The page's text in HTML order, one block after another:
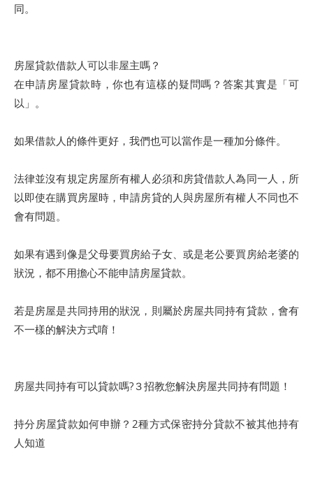
同。
房屋貸款借款人可以非屋主嗎？
在申請房屋貸款時，你也有這樣的疑問嗎？答案其實是「可
以」。
如果借款人的條件更好，我們也可以當作是一種加分條件。
法律並沒有規定房屋所有權人必須和房貸借款人為同一人，所
以即使在購買房屋時，申請房貸的人與房屋所有權人不同也不
會有問題。
如果有遇到像是父母要買房給子女、或是老公要買房給老婆的
狀況，都不用擔心不能申請房屋貸款。
若是房屋是共同持用的狀況，則屬於房屋共同持有貸款，會有
不一樣的解決方式唷！
房屋共同持有可以貸款嗎?３招教您解決房屋共同持有問題！
持分房屋貸款如何申辦？2種方式保密持分貸款不被其他持有
人知道